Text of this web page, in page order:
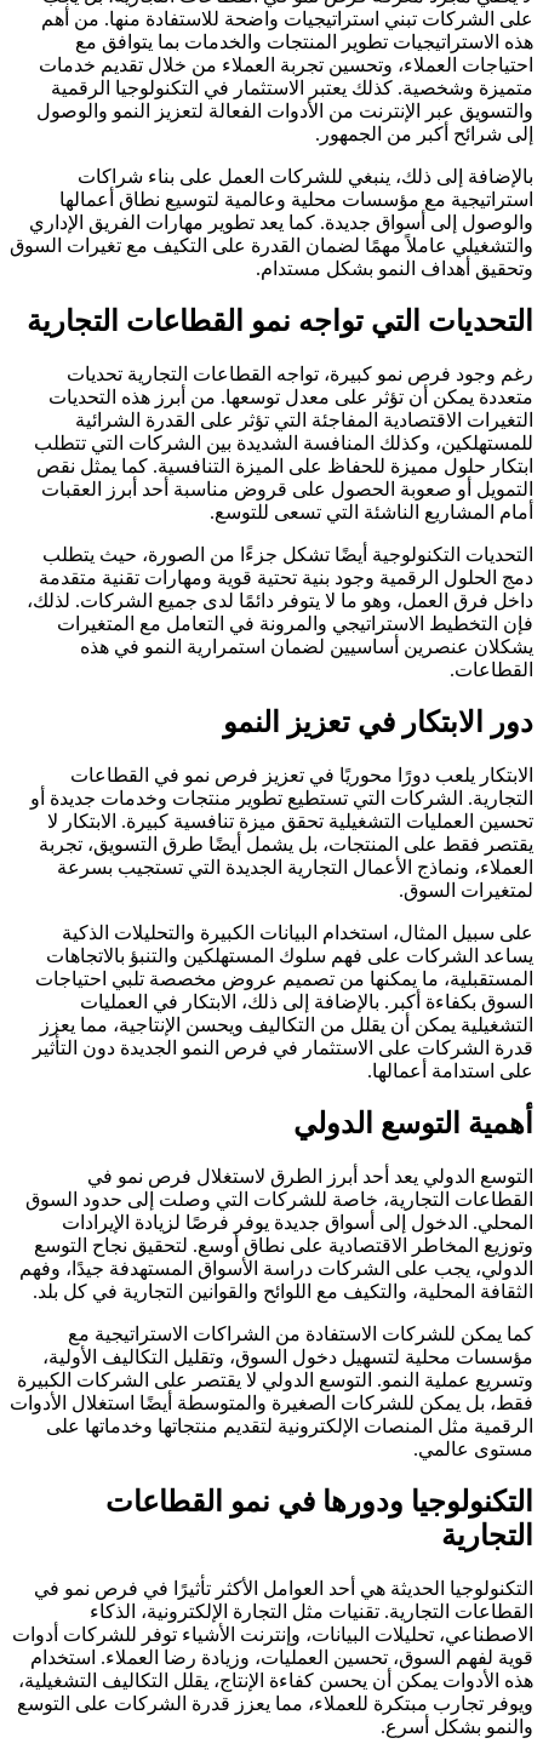
على الشركات تبني استراتيجيات واضحة للاستفادة منها. من أهم
هذه الاستراتيجيات تطوير المنتجات والخدمات بما يتوافق مع
احتياجات العملاء، وتحسين تجربة العملاء من خلال تقديم خدمات
متميزة وشخصية. كذلك يعتبر الاستثمار في التكنولوجيا الرقمية
والتسويق عبر الإنترنت من الأدوات الفعالة لتعزيز النمو والوصول
إلى شرائح أكبر من الجمهور.
بالإضافة إلى ذلك، ينبغي للشركات العمل على بناء شراكات
استراتيجية مع مؤسسات محلية وعالمية لتوسيع نطاق أعمالها
والوصول إلى أسواق جديدة. كما يعد تطوير مهارات الفريق الإداري
والتشغيلي عاملاً مهمًا لضمان القدرة على التكيف مع تغيرات السوق
وتحقيق أهداف النمو بشكل مستدام.
التحديات التي تواجه نمو القطاعات التجارية
رغم وجود فرص نمو كبيرة، تواجه القطاعات التجارية تحديات
متعددة يمكن أن تؤثر على معدل توسعها. من أبرز هذه التحديات
التغيرات الاقتصادية المفاجئة التي تؤثر على القدرة الشرائية
للمستهلكين، وكذلك المنافسة الشديدة بين الشركات التي تتطلب
ابتكار حلول مميزة للحفاظ على الميزة التنافسية. كما يمثل نقص
التمويل أو صعوبة الحصول على قروض مناسبة أحد أبرز العقبات
أمام المشاريع الناشئة التي تسعى للتوسع.
التحديات التكنولوجية أيضًا تشكل جزءًا من الصورة، حيث يتطلب
دمج الحلول الرقمية وجود بنية تحتية قوية ومهارات تقنية متقدمة
داخل فرق العمل، وهو ما لا يتوفر دائمًا لدى جميع الشركات. لذلك،
فإن التخطيط الاستراتيجي والمرونة في التعامل مع المتغيرات
يشكلان عنصرين أساسيين لضمان استمرارية النمو في هذه
القطاعات.
دور الابتكار في تعزيز النمو
الابتكار يلعب دورًا محوريًا في تعزيز فرص نمو في القطاعات
التجارية. الشركات التي تستطيع تطوير منتجات وخدمات جديدة أو
تحسين العمليات التشغيلية تحقق ميزة تنافسية كبيرة. الابتكار لا
يقتصر فقط على المنتجات، بل يشمل أيضًا طرق التسويق، تجربة
العملاء، ونماذج الأعمال التجارية الجديدة التي تستجيب بسرعة
لمتغيرات السوق.
على سبيل المثال، استخدام البيانات الكبيرة والتحليلات الذكية
يساعد الشركات على فهم سلوك المستهلكين والتنبؤ بالاتجاهات
المستقبلية، ما يمكنها من تصميم عروض مخصصة تلبي احتياجات
السوق بكفاءة أكبر. بالإضافة إلى ذلك، الابتكار في العمليات
التشغيلية يمكن أن يقلل من التكاليف ويحسن الإنتاجية، مما يعزز
قدرة الشركات على الاستثمار في فرص النمو الجديدة دون التأثير
على استدامة أعمالها.
أهمية التوسع الدولي
التوسع الدولي يعد أحد أبرز الطرق لاستغلال فرص نمو في
القطاعات التجارية، خاصة للشركات التي وصلت إلى حدود السوق
المحلي. الدخول إلى أسواق جديدة يوفر فرصًا لزيادة الإيرادات
وتوزيع المخاطر الاقتصادية على نطاق أوسع. لتحقيق نجاح التوسع
الدولي، يجب على الشركات دراسة الأسواق المستهدفة جيدًا، وفهم
الثقافة المحلية، والتكيف مع اللوائح والقوانين التجارية في كل بلد.
كما يمكن للشركات الاستفادة من الشراكات الاستراتيجية مع
مؤسسات محلية لتسهيل دخول السوق، وتقليل التكاليف الأولية،
وتسريع عملية النمو. التوسع الدولي لا يقتصر على الشركات الكبيرة
فقط، بل يمكن للشركات الصغيرة والمتوسطة أيضًا استغلال الأدوات
الرقمية مثل المنصات الإلكترونية لتقديم منتجاتها وخدماتها على
مستوى عالمي.
التكنولوجيا ودورها في نمو القطاعات
التجارية
التكنولوجيا الحديثة هي أحد العوامل الأكثر تأثيرًا في فرص نمو في
القطاعات التجارية. تقنيات مثل التجارة الإلكترونية، الذكاء
الاصطناعي، تحليلات البيانات، وإنترنت الأشياء توفر للشركات أدوات
قوية لفهم السوق، تحسين العمليات، وزيادة رضا العملاء. استخدام
هذه الأدوات يمكن أن يحسن كفاءة الإنتاج، يقلل التكاليف التشغيلية،
ويوفر تجارب مبتكرة للعملاء، مما يعزز قدرة الشركات على التوسع
والنمو بشكل أسرع.